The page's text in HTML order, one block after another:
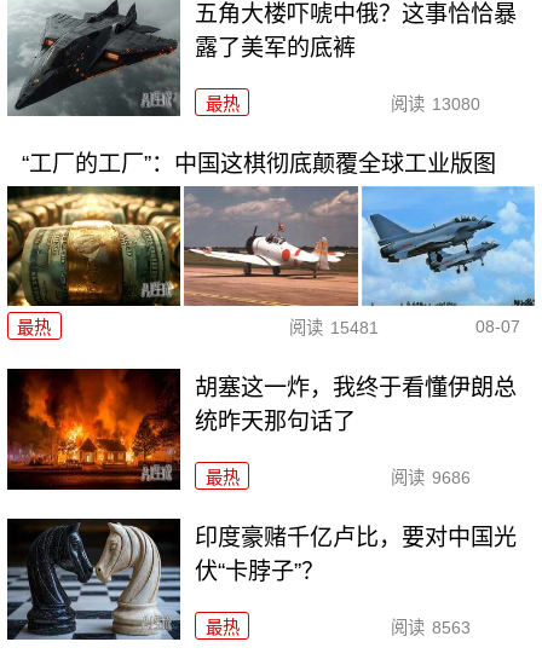
五角大楼吓唬中俄？这事恰恰暴
露了美军的底裤
最热 阅读 13080
“工厂的工厂”：中国这棋彻底颠覆全球工业版图
最热 阅读 15481 08-07
胡塞这一炸，我终于看懂伊朗总
统昨天那句话了
最热 阅读 9686
印度豪赌千亿卢比，要对中国光
伏“卡脖子”？
最热 阅读 8563